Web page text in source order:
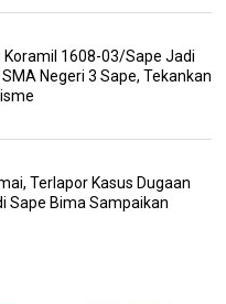
Koramil 1608-03/Sape Jadi
Negeri 3 Sape, Tekankan
Terlapor Kasus Dugaan
Sape Bima Sampaikan